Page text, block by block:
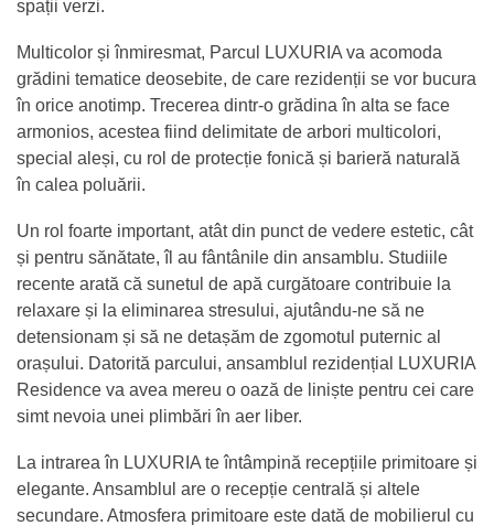
spații verzi.
Multicolor și înmiresmat, Parcul LUXURIA va acomoda
grădini tematice deosebite, de care rezidenții se vor bucura
în orice anotimp. Trecerea dintr-o grădina în alta se face
armonios, acestea fiind delimitate de arbori multicolori,
special aleși, cu rol de protecție fonică și barieră naturală
în calea poluării.
Un rol foarte important, atât din punct de vedere estetic, cât
și pentru sănătate, îl au fântânile din ansamblu. Studiile
recente arată că sunetul de apă curgătoare contribuie la
relaxare și la eliminarea stresului, ajutându-ne să ne
detensionam și să ne detașăm de zgomotul puternic al
orașului. Datorită parcului, ansamblul rezidențial LUXURIA
Residence va avea mereu o oază de liniște pentru cei care
simt nevoia unei plimbări în aer liber.
La intrarea în LUXURIA te întâmpină recepțiile primitoare și
elegante. Ansamblul are o recepție centrală și altele
secundare. Atmosfera primitoare este dată de mobilierul cu